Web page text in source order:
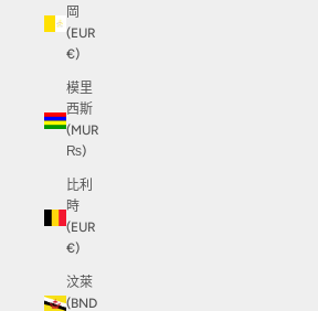
岡
(EUR
€)
模里
西斯
(MUR
₨)
比利
時
(EUR
€)
汶萊
(BND